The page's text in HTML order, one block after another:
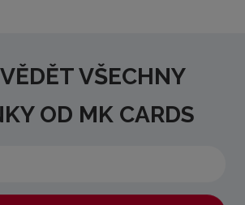
VŠECHNY
OD MK CARDS